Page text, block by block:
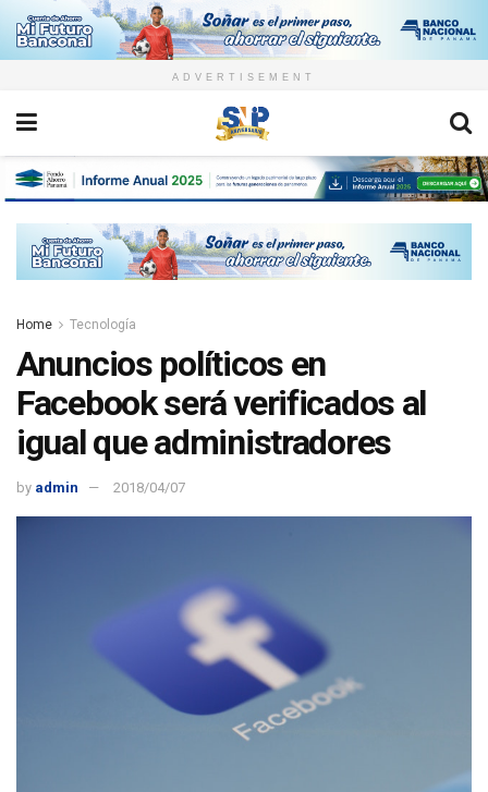
ADVERTISEMENT
Home Tecnología
Anuncios políticos en
Facebook será verificados al
igual que administradores
by admin 2018/04/07